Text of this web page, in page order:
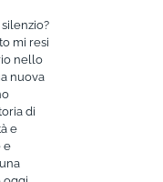
mi resi
nello
nuova
di
e
e